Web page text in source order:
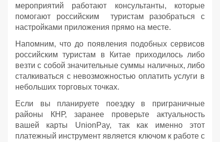
мероприятий работают консультанты, которые
помогают российским туристам разобраться с
настройками приложения прямо на месте.
Напомним, что до появления подобных сервисов
российским туристам в Китае приходилось либо
везти с собой значительные суммы наличных, либо
сталкиваться с невозможностью оплатить услуги в
небольших торговых точках.
Если вы планируете поездку в приграничные
районы КНР, заранее проверьте актуальность
вашей карты UnionPay, так как именно этот
платежный инструмент является ключом к работе с